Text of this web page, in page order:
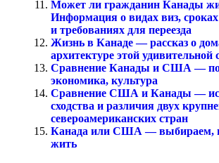
Может ли гражданин Канады
Информация о видах виз,
и требованиях для переезда
Жизнь в Канаде — рассказ о
архитектуре этой удивительной
Сравнение Канады и США —
экономика, культура
Сравнение США и Канады —
сходства и различия двух
североамериканских стран
Канада или США — выбираем,
жить